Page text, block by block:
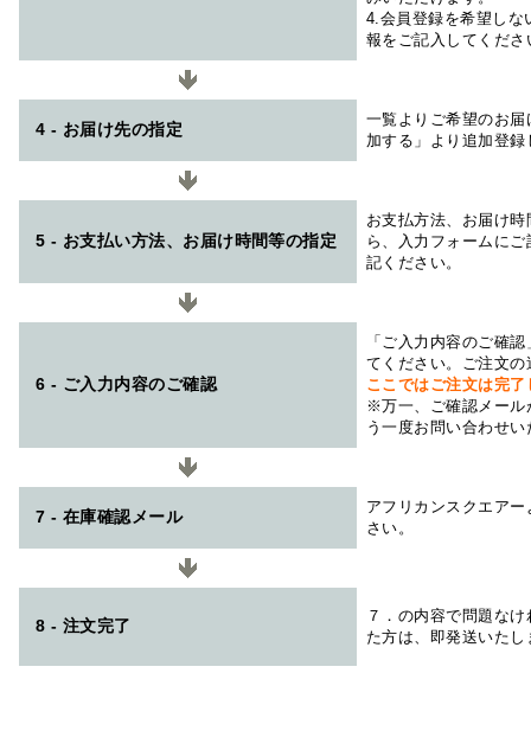
4.会員登録を希望しな
報をご記入してくださ
4 - お届け先の指定
一覧よりご希望のお
加する」より追加登
5 - お支払い方法、お届け時間等の指定
お支払方法、お届け
ら、入力フォームに
記ください。
6 - ご入力内容のご確認
「ご入力内容のご確
てください。ご注文
ここではご注文は完
※万一、ご確認メール
う一度お問い合わせ
7 - 在庫確認メール
アフリカンスクエアー
さい。
8 - 注文完了
７．の内容で問題な
た方は、即発送いたし